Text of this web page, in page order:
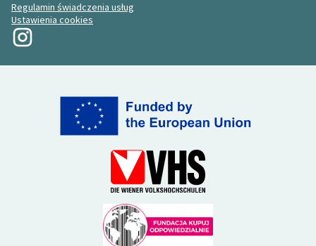
Regulamin świadczenia usług
Ustawienia cookies
Moja rewolucja na Instagramie